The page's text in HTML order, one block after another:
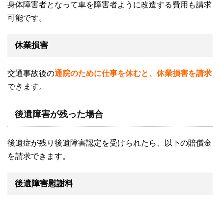
身体障害者となって車を障害者ように改造する費用も請求
可能です。
休業損害
交通事故後の通院のために仕事を休むと、休業損害を請求
できます。
後遺障害が残った場合
後遺症が残り後遺障害認定を受けられたら、以下の賠償金
を請求できます。
後遺障害慰謝料